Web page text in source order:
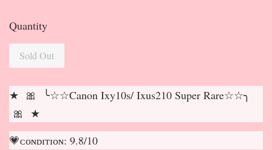
Quantity
Sold Out
★ 🎀 ╰☆☆Canon Ixy10s/ Ixus210 Super Rare☆☆╮
🎀 ★
💗ᴄᴏɴᴅɪᴛɪᴏɴ: 9.8/10